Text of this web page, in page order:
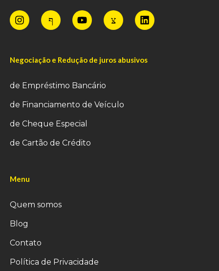
Negociação e Redução de juros abusivos
de Empréstimo Bancário
de Financiamento de Veículo
de Cheque Especial
de Cartão de Crédito
Menu
Quem somos
Blog
Contato
Política de Privacidade